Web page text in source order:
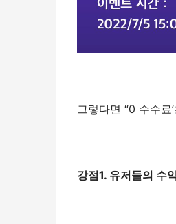
그렇다면 “0 수수
강점1. 유저들의 수